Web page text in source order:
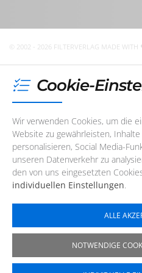
© 2002 - 2026 FILTERVERLAG MADE WITH
Cookie-
Wir verwenden Cookies, um die
Website zu gewährleisten,
personalisieren, Social Media-
unseren Datenverkehr zu
den von uns eingesetzten
individuellen Einstellungen.
ALLE
NOTWENDIGE